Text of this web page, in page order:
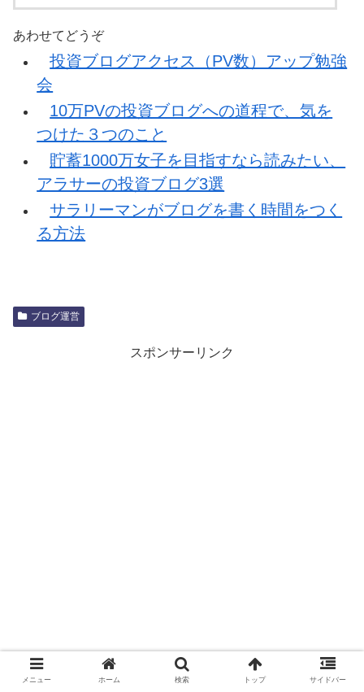
あわせてどうぞ
投資ブログアクセス（PV数）アップ勉強
会
10万PVの投資ブログへの道程で、気を
つけた３つのこと
貯蓄1000万女子を目指すなら読みたい、
アラサーの投資ブログ3選
サラリーマンがブログを書く時間をつく
る方法
ブログ運営
スポンサーリンク
メニュー ホーム 検索 トップ サイドバー